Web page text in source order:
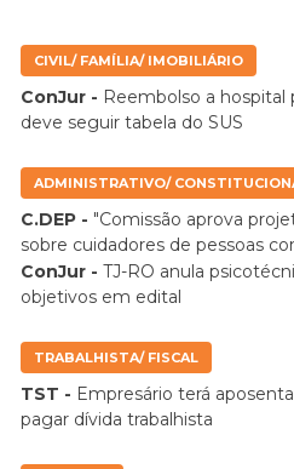
CIVIL/ FAMÍLIA/ IMOBILIÁRIO
ConJur - Reembolso a hospital
deve seguir tabela do SUS
ADMINISTRATIVO/
C.DEP - "Comissão aprova
sobre cuidadores de pessoas
ConJur - TJ-RO anula
objetivos em edital
TRABALHISTA/ FISCAL
TST - Empresário terá
pagar dívida trabalhista